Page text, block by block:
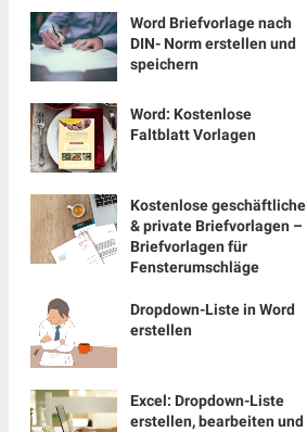
Word Briefvorlage nach
DIN- Norm erstellen und
speichern
Word: Kostenlose
Faltblatt Vorlagen
Kostenlose geschäftliche
& private Briefvorlagen –
Briefvorlagen für
Fensterumschläge
Dropdown-Liste in Word
erstellen
Excel: Dropdown-Liste
erstellen, bearbeiten und